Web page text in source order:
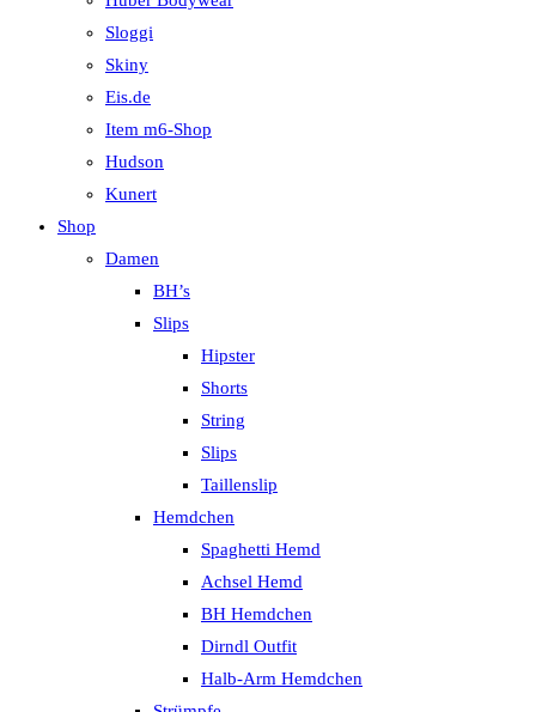
Sloggi
Skiny
Eis.de
Item m6-Shop
Hudson
Kunert
Shop
Damen
BH’s
Slips
Hipster
Shorts
String
Slips
Taillenslip
Hemdchen
Spaghetti Hemd
Achsel Hemd
BH Hemdchen
Dirndl Outfit
Halb-Arm Hemdchen